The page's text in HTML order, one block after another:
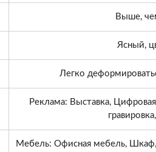
Выше,
Ясный,
Легко
Реклама: Выставка,
Мебель: Офисная мебель,